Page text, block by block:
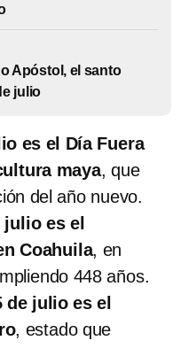
Apóstol, el santo
julio
es el Día Fuera
maya, que
del año nuevo.
julio es el
Coahuila, en
448 años.
de julio es el
, estado que